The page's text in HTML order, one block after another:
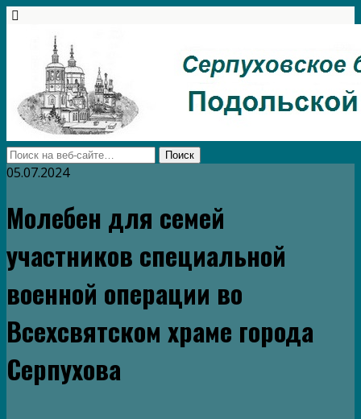
05.07.2024
Молебен для семей
участников специальной
военной операции во
Всехсвятском храме города
Серпухова